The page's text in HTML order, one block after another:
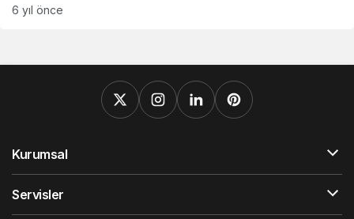
6 yıl önce
Kurumsal
Servisler